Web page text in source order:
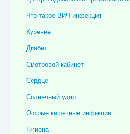
Документы
Связаться с нами
Отзывы пациентов
Что такое ВИЧ-инфекция
Курение
Диабет
Смотровой кабинет
Сердце
Солнечный удар
Острые кишечные инфекции
Гигиена